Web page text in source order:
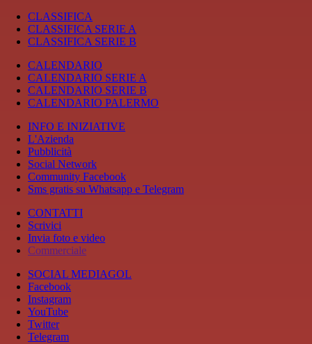
CLASSIFICA
CLASSIFICA SERIE A
CLASSIFICA SERIE B
CALENDARIO
CALENDARIO SERIE A
CALENDARIO SERIE B
CALENDARIO PALERMO
INFO E INIZIATIVE
L'Azienda
Pubblicità
Social Network
Community Facebook
Sms gratis su Whatsapp e Telegram
CONTATTI
Scrivici
Invia foto e video
Commerciale
SOCIAL MEDIAGOL
Facebook
Instagram
YouTube
Twitter
Telegram